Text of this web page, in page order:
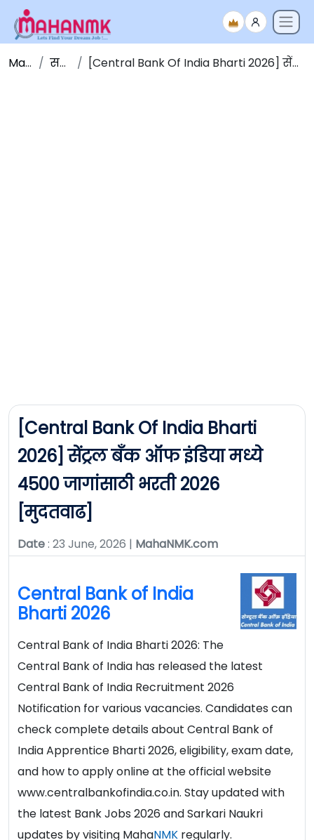
Maha NMK सर्व जाहिराती [Central Bank Of India Bharti 2026] सेंट्रल बँक ऑफ इंडिया मध्ये 4500 जागांसाठी भरती 2026 [मुदतवाढ]
[Central Bank Of India Bharti
2026] सेंट्रल बँक ऑफ इंडिया मध्ये
4500 जागांसाठी भरती 2026
[मुदतवाढ]
Date: 23 June, 2026 | MahaNMK.com
Central Bank of India
Bharti 2026
Central Bank of India Bharti 2026: The
Central Bank of India has released the latest
Central Bank of India Recruitment 2026
Notification for various vacancies. Candidates can
check complete details about Central Bank of
India Apprentice Bharti 2026, eligibility, exam date,
and how to apply online at the official website
www.centralbankofindia.co.in. Stay updated with
the latest Bank Jobs 2026 and Sarkari Naukri
updates by visiting MahaNMK regularly.